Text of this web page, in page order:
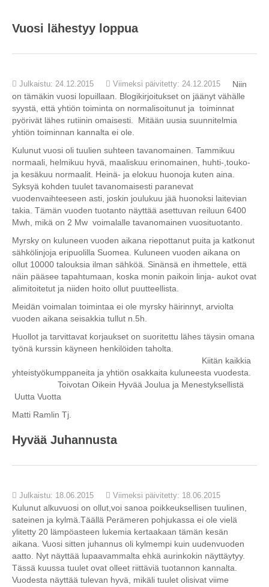
Vuosi lähestyy loppua
Julkaistu: 24.12.2015 Viimeksi päivitetty: 24.12.2015
Niin
on tämäkin vuosi lopuillaan. Blogikirjoitukset on jäänyt vähälle
syystä, että yhtiön toiminta on normalisoitunut ja toiminnat
pyörivät lähes rutiinin omaisesti. Mitään uusia suunnitelmia
yhtiön toiminnan kannalta ei ole.
Kulunut vuosi oli tuulien suhteen tavanomainen. Tammikuu
normaali, helmikuu hyvä, maaliskuu erinomainen, huhti-,touko-
ja kesäkuu normaalit. Heinä- ja elokuu huonoja kuten aina.
Syksyä kohden tuulet tavanomaisesti paranevat
vuodenvaihteeseen asti, joskin joulukuu jää huonoksi laitevian
takia. Tämän vuoden tuotanto näyttää asettuvan reiluun 6400
Mwh, mikä on 2 Mw voimalalle tavanomainen vuosituotanto.
Myrsky on kuluneen vuoden aikana riepottanut puita ja katkonut
sähkölinjoja eripuolilla Suomea. Kuluneen vuoden aikana on
ollut 10000 talouksia ilman sähköä. Sinänsä en ihmettele, että
näin pääsee tapahtumaan, koska monin paikoin linja- aukot ovat
alimitoitetut ja niiden hoito ollut puutteellista.
Meidän voimalan toimintaa ei ole myrsky häirinnyt, arviolta
vuoden aikana seisakkia tullut n.5h.
Huollot ja tarvittavat korjaukset on suoritettu lähes täysin omana
työnä kurssin käyneen henkilöiden taholta.
Kiitän kaikkia
yhteistyökumppaneita ja yhtiön osakkaita kuluneesta vuodesta.
Toivotan Oikein Hyvää Joulua ja Menestyksellistä
Uutta Vuotta
Matti Ramlin Tj.
Hyvää Juhannusta
Julkaistu: 18.06.2015 Viimeksi päivitetty: 18.06.2015
Kulunut alkuvuosi on ollut,voi sanoa poikkeuksellisen tuulinen,
sateinen ja kylmä.Täällä Perämeren pohjukassa ei ole vielä
ylitetty 20 lämpöasteen lukemia kertaakaan tämän kesän
aikana. Vuosi sitten juhannus oli kylmempi kuin uudenvuoden
aatto. Nyt näyttää lupaavammalta ehkä aurinkokin näyttäytyy.
Tässä kuussa tuulet ovat olleet riittäviä tuotannon kannalta.
Vuodesta näyttää tulevan hyvä, mikäli tuulet olisivat viime